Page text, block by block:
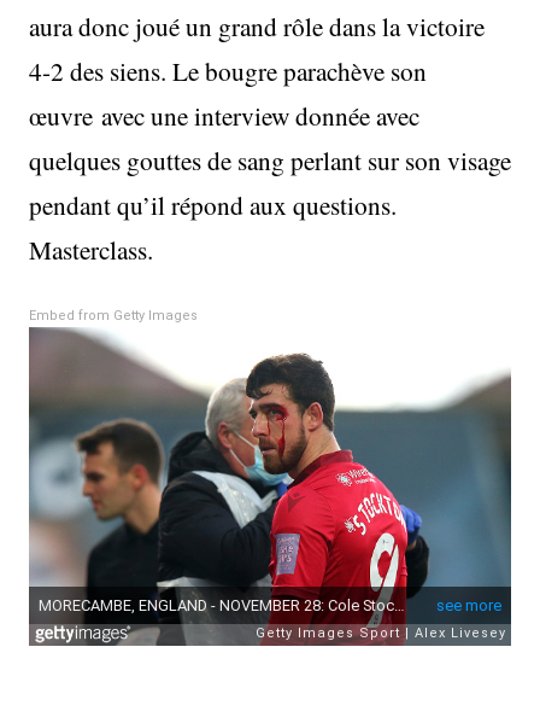
aura donc joué un grand rôle dans la victoire
4-2 des siens. Le bougre parachève son
œuvre avec une interview donnée avec
quelques gouttes de sang perlant sur son visage
pendant qu’il répond aux questions.
Masterclass.
Embed from Getty Images